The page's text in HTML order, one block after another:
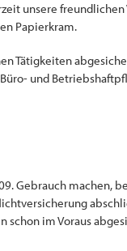
unsere
Papierkram.
Tätigkeiten
und
Gebrauch machen,
schon im Voraus